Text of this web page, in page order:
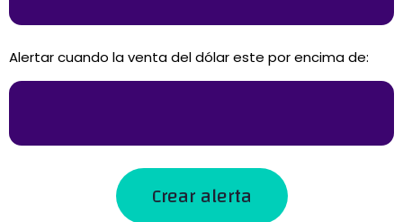
Alertar cuando la venta del dólar este por encima de:
Crear alerta